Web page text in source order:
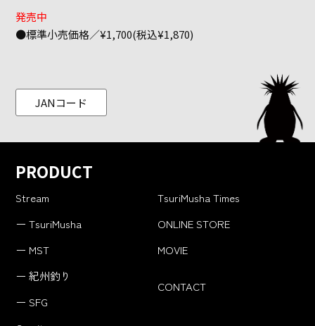
発売中
●標準小売価格／¥1,700(税込¥1,870)
JANコード
PRODUCT
Stream
ー TsuriMusha
ー MST
ー 紀州釣り
ー SFG
TsuriMusha Times
ONLINE STORE
MOVIE
CONTACT